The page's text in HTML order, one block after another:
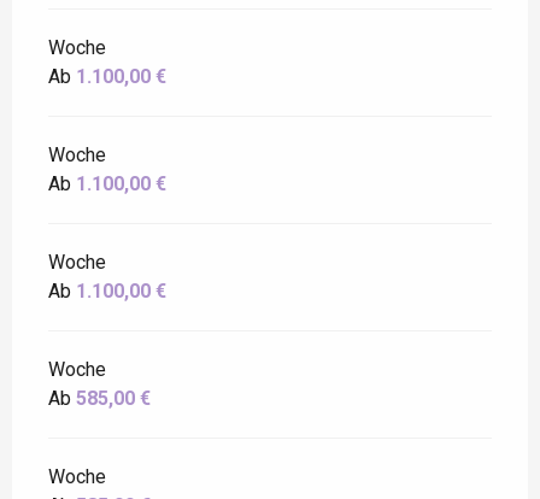
Woche
Ab 1.100,00 €
Woche
Ab 1.100,00 €
Woche
Ab 1.100,00 €
Woche
Ab 585,00 €
Woche